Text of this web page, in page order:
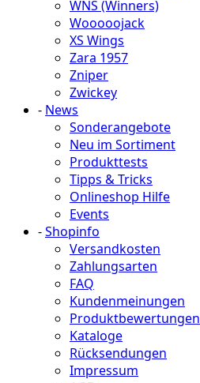
WNS (Winners)
Wooooojack
XS Wings
Zara 1957
Zniper
Zwickey
- News
Sonderangebote
Neu im Sortiment
Produkttests
Tipps & Tricks
Onlineshop Hilfe
Events
-Shopinfo
Versandkosten
Zahlungsarten
FAQ
Kundenmeinungen
Produktbewertungen
Kataloge
Rücksendungen
Impressum